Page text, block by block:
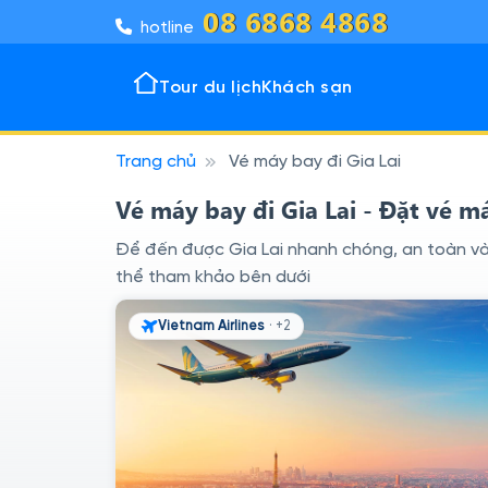
hotline 08 6868 4868
Tour du lịchKhách sạn
Trang chủ Vé máy bay đi Gia Lai
Vé máy bay đi Gia Lai - Đặt vé
Để đến được Gia Lai nhanh chóng, an toàn
thể tham khảo bên dưới
Vietnam Airlines · +2